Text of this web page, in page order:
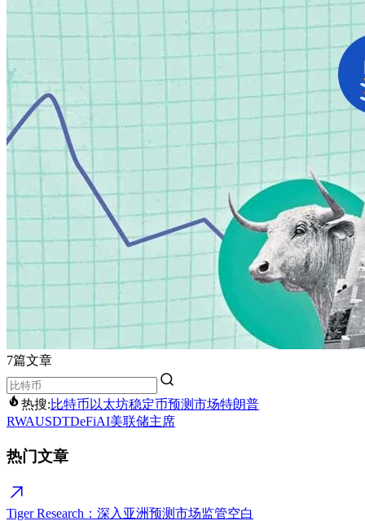
7篇文章
热搜:比特币 以太坊稳定币预测市场特朗普
RWAUSDTDeFiAI美联储主席
热门文章
Tiger Research：深入亚洲预测市场监管空白